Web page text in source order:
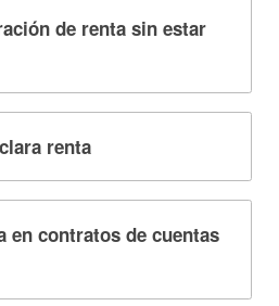
de renta sin estar
renta
en contratos de cuentas